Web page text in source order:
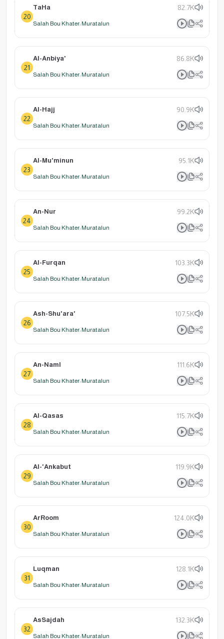
20
TaHa 82.7K
Salah Bou Khater: Muratalun
21
Al-Anbiya' 86.8K
Salah Bou Khater: Muratalun
22
Al-Hajj 90.9K
Salah Bou Khater: Muratalun
23
Al-Mu'minun 95.1K
Salah Bou Khater: Muratalun
24
An-Nur 99.2K
Salah Bou Khater: Muratalun
25
Al-Furqan 103.3K
Salah Bou Khater: Muratalun
26
Ash-Shu'ara' 107.5K
Salah Bou Khater: Muratalun
27
An-Naml 111.6K
Salah Bou Khater: Muratalun
28
Al-Qasas 115.7K
Salah Bou Khater: Muratalun
29
Al-'Ankabut 119.9K
Salah Bou Khater: Muratalun
30
ArRoom 124.0K
Salah Bou Khater: Muratalun
31
Luqman 128.1K
Salah Bou Khater: Muratalun
32
AsSajdah 132.3K
Salah Bou Khater: Muratalun